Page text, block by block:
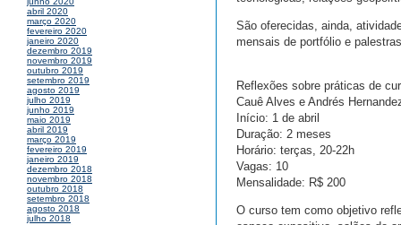
abril 2020
março 2020
fevereiro 2020
janeiro 2020
dezembro 2019
novembro 2019
outubro 2019
setembro 2019
agosto 2019
julho 2019
junho 2019
maio 2019
abril 2019
março 2019
fevereiro 2019
janeiro 2019
dezembro 2018
novembro 2018
outubro 2018
setembro 2018
agosto 2018
julho 2018
São oferecidas, ainda,
mensais de portfólio e
Reflexões sobre práticas de
Cauê Alves e Andrés
Início: 1 de abril
Duração: 2 meses
Horário: terças, 20-22h
Vagas: 10
Mensalidade: R$ 200
O curso tem como objetivo